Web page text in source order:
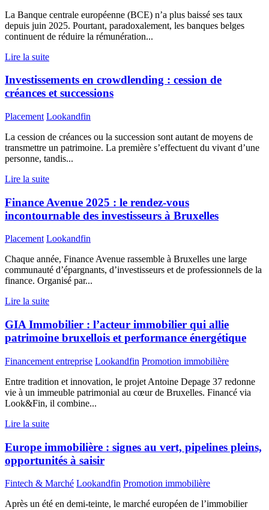
La Banque centrale européenne (BCE) n’a plus baissé ses taux
depuis juin 2025. Pourtant, paradoxalement, les banques belges
continuent de réduire la rémunération...
Lire la suite
Investissements en crowdlending : cession de
créances et successions
Placement Lookandfin
La cession de créances ou la succession sont autant de moyens de
transmettre un patrimoine. La première s’effectuent du vivant d’une
personne, tandis...
Lire la suite
Finance Avenue 2025 : le rendez-vous
incontournable des investisseurs à Bruxelles
Placement Lookandfin
Chaque année, Finance Avenue rassemble à Bruxelles une large
communauté d’épargnants, d’investisseurs et de professionnels de la
finance. Organisé par...
Lire la suite
GIA Immobilier : l’acteur immobilier qui allie
patrimoine bruxellois et performance énergétique
Financement entreprise Lookandfin Promotion immobilière
Entre tradition et innovation, le projet Antoine Depage 37 redonne
vie à un immeuble patrimonial au cœur de Bruxelles. Financé via
Look&Fin, il combine...
Lire la suite
Europe immobilière : signes au vert, pipelines pleins,
opportunités à saisir
Fintech & Marché Lookandfin Promotion immobilière
Après un été en demi-teinte, le marché européen de l’immobilier